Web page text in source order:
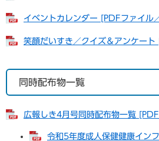
イベントカレンダー [PDFファイル
笑顔だいすき／クイズ＆アンケー
同時配布物一覧
広報しき4月号同時配布物一覧
令和5年度成人保健健康イン